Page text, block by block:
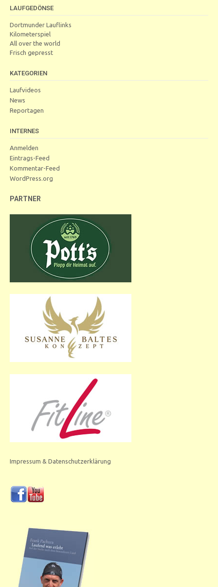
LAUFGEDÖNSE
Dortmunder Lauflinks
Kilometerspiel
All over the world
Frisch gepresst
KATEGORIEN
Laufvideos
News
Reportagen
INTERNES
Anmelden
Eintrags-Feed
Kommentar-Feed
WordPress.org
PARTNER
Impressum & Datenschutzerklärung